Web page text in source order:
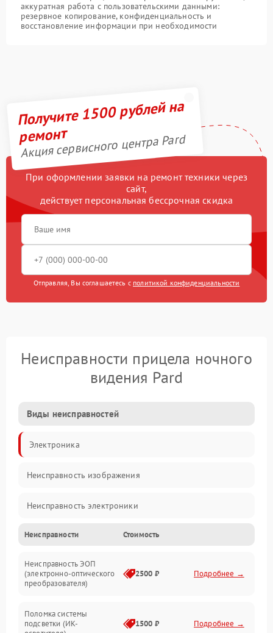
аккуратная работа с пользовательскими данными:
резервное копирование, конфиденциальность и
восстановление информации при необходимости
Получите 1500 рублей на
ремонт
Акция сервисного центра Pard
При оформлении заявки на ремонт техники через
сайт,
действует персональная бессрочная скидка
Отправляя, Вы соглашаетесь с политикой конфиденциальности
Неисправности прицела ночного
видения Pard
Виды неисправностей
Электроника
Неисправность изображения
Неисправность электроники
Механические повреждения
Неисправность управления
Оптика
Неисправности Стоимость
Неисправность ЭОП
(электронно-оптического
преобразователя)
2500 ₽ Подробнее →
Поломка системы
подсветки (ИК-
1500 ₽ Подробнее →